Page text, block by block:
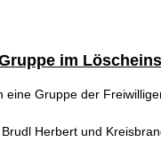
im
eine Gruppe der
Herbert und